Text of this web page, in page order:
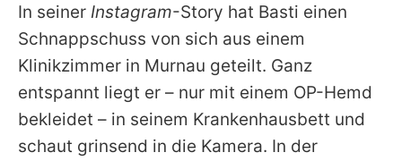
In seiner Instagram-Story hat Basti einen
Schnappschuss von sich aus einem
Klinikzimmer in Murnau geteilt. Ganz
entspannt liegt er – nur mit einem OP-Hemd
bekleidet – in seinem Krankenhausbett und
schaut grinsend in die Kamera. In der